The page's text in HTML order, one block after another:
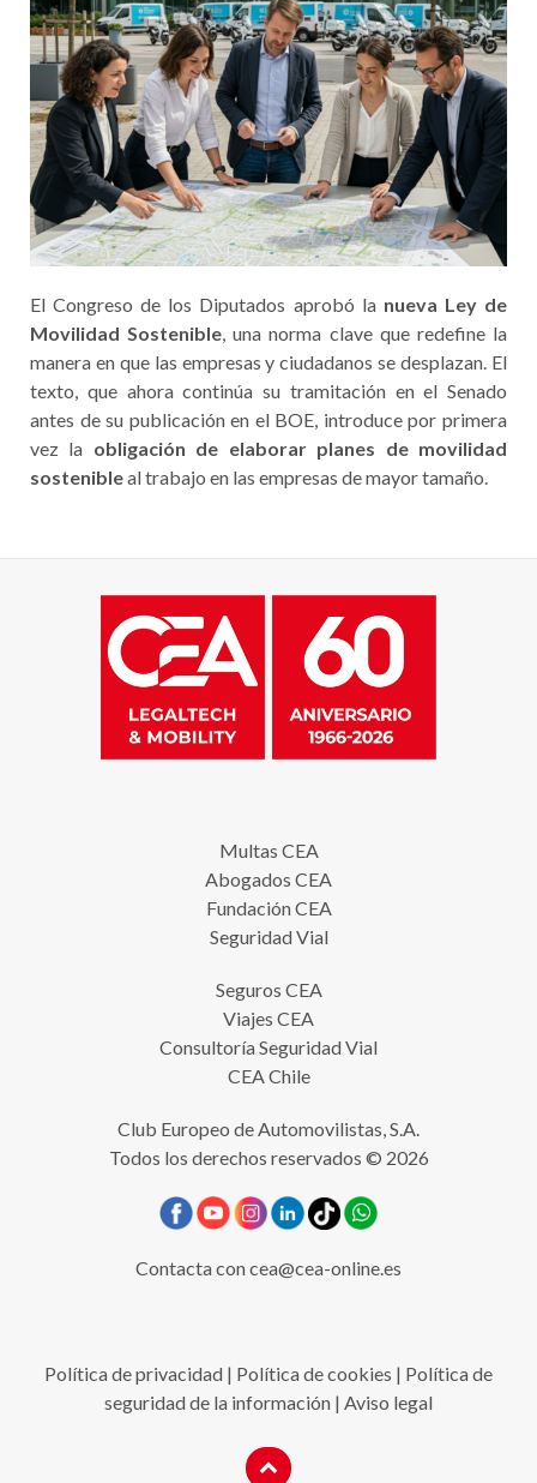
El Congreso de los Diputados aprobó la nueva Ley de
Movilidad Sostenible, una norma clave que redefine la
manera en que las empresas y ciudadanos se desplazan. El
texto, que ahora continúa su tramitación en el Senado
antes de su publicación en el BOE, introduce por primera
vez la obligación de elaborar planes de movilidad
sostenibleal trabajo en las empresas de mayor tamaño.
Multas CEA
Abogados CEA
Fundación CEA
Seguridad Vial
Seguros CEA
Viajes CEA
Consultoría Seguridad Vial
CEA Chile
Club Europeo de Automovilistas, S.A.
Todos los derechos reservados © 2026
Contacta concea@cea-online.es
Política de privacidad | Política de cookies | Política de
seguridad de la información | Aviso legal